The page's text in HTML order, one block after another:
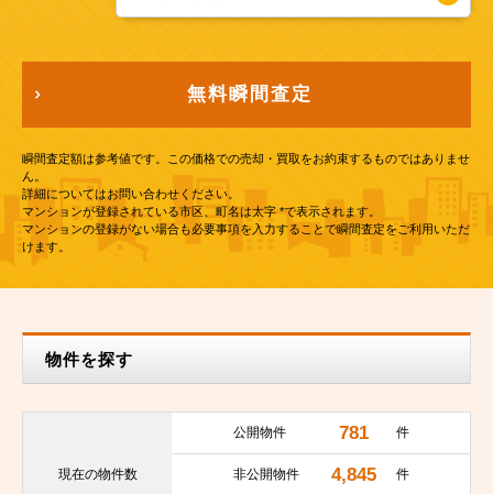
無料瞬間査定
瞬間査定額は参考値です。この価格での売却・買取をお約束するものではありませ
ん。
詳細についてはお問い合わせください。
マンションが登録されている市区、町名は太字 *で表示されます。
マンションの登録がない場合も必要事項を入力することで瞬間査定をご利用いただ
けます。
物件を探す
現在の物件数
公開物件 781 件
非公開物件 4,845 件